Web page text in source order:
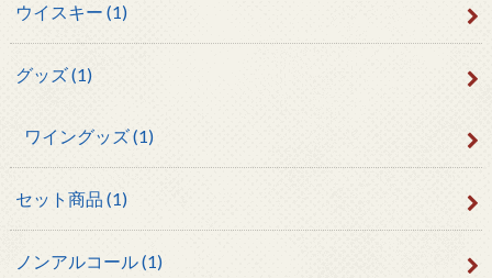
ウイスキー (1)
グッズ(1)
ワイングッズ(1)
セット商品 (1)
ノンアルコール(1)